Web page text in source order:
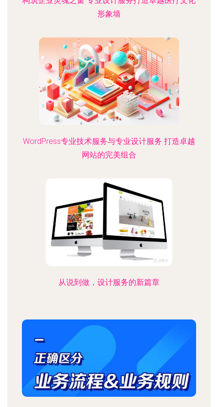
形象墙
WordPress专业技术服务与专业设计服务 打造卓越
网站的完美组合
从说到做，设计服务的新篇章